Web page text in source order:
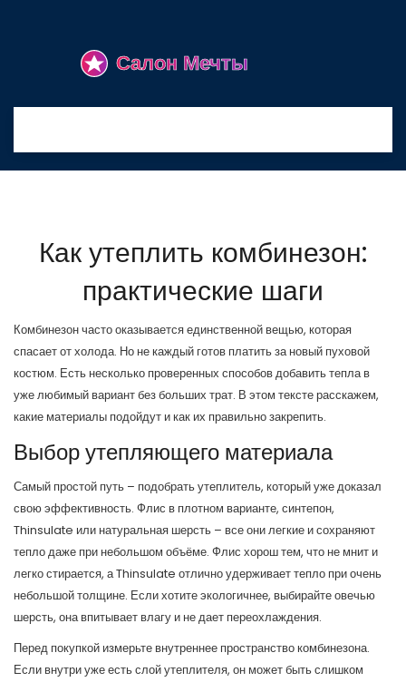
Как утеплить комбинезон:
практические шаги
Комбинезон часто оказывается единственной вещью, которая
спасает от холода. Но не каждый готов платить за новый пуховой
костюм. Есть несколько проверенных способов добавить тепла в
уже любимый вариант без больших трат. В этом тексте расскажем,
какие материалы подойдут и как их правильно закрепить.
Выбор утепляющего материала
Самый простой путь – подобрать утеплитель, который уже доказал
свою эффективность. Флис в плотном варианте, синтепон,
Thinsulate или натуральная шерсть – все они легкие и сохраняют
тепло даже при небольшом объёме. Флис хорош тем, что не мнит и
легко стирается, а Thinsulate отлично удерживает тепло при очень
небольшой толщине. Если хотите экологичнее, выбирайте овечью
шерсть, она впитывает влагу и не дает переохлаждения.
Перед покупкой измерьте внутреннее пространство комбинезона.
Если внутри уже есть слой утеплителя, он может быть слишком